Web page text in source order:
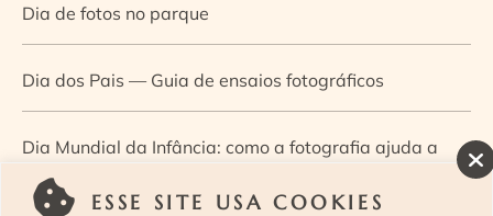
ESSE SITE USA COOKIES
Dia de fotos no parque
Dia dos Pais — Guia de ensaios fotográficos
Dia Mundial da Infância: como a fotografia ajuda a
construir a memória e a identidade da criança